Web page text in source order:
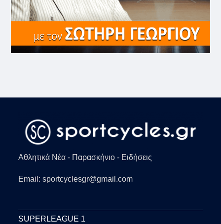
Αθλητικά Νέα - Παρασκήνιο - Ειδήσεις
Email: sportcyclesgr@gmail.com
SUPERLEAGUE 1